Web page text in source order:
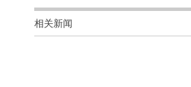
相关新闻